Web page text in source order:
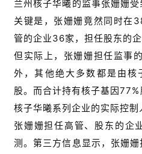
兰州核子华曦的监事张姗姗
关键是，张姗姗竟然同时在
管的企业36家，担任股东的企
但实际上，张姗姗担任监事
外，其他绝大多数都是由核
股。而合计持有核子基因
核子华曦系列企业的实际控制
张姗姗担任高管、股东的企
测。第三方信息显示，张姗